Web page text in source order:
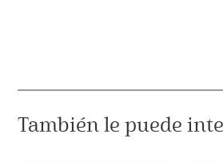
(61
Negro)
También le puede